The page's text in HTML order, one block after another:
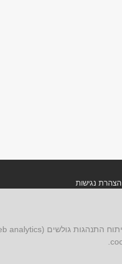
הצהרת נגישות